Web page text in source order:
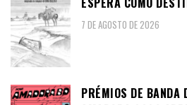
7 DE AGOSTO DE 2026
PRÉMIOS DE BANDA